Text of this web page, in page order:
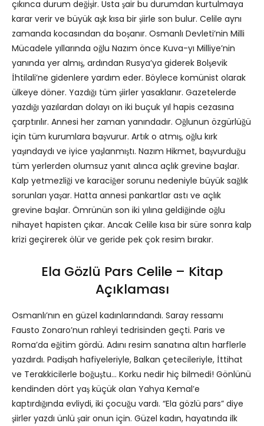
çıkınca durum değişir. Usta şair bu durumdan kurtulmaya
karar verir ve büyük aşk kısa bir şiirle son bulur. Celile aynı
zamanda kocasından da boşanır. Osmanlı Devleti’nin Milli
Mücadele yıllarında oğlu Nazım önce Kuva-yı Milliye’nin
yanında yer almış, ardından Rusya’ya giderek Bolşevik
İhtilali’ne gidenlere yardım eder. Böylece komünist olarak
ülkeye döner. Yazdığı tüm şiirler yasaklanır. Gazetelerde
yazdığı yazılardan dolayı on iki buçuk yıl hapis cezasına
çarptırılır. Annesi her zaman yanındadır. Oğlunun özgürlüğü
için tüm kurumlara başvurur. Artık o atmış, oğlu kırk
yaşındaydı ve iyice yaşlanmıştı. Nazım Hikmet, başvurduğu
tüm yerlerden olumsuz yanıt alınca açlık grevine başlar.
Kalp yetmezliği ve karaciğer sorunu nedeniyle büyük sağlık
sorunları yaşar. Hatta annesi pankartlar astı ve açlık
grevine başlar. Ömrünün son iki yılına geldiğinde oğlu
nihayet hapisten çıkar. Ancak Celile kısa bir süre sonra kalp
krizi geçirerek ölür ve geride pek çok resim bırakır.
Ela Gözlü Pars Celile – Kitap
Açıklaması
Osmanlı’nın en güzel kadınlarındandı. Saray ressamı
Fausto Zonaro’nun rahleyi tedrisinden geçti. Paris ve
Roma’da eğitim gördü. Adını resim sanatına altın harflerle
yazdırdı. Padişah hafiyeleriyle, Balkan çetecileriyle, İttihat
ve Terakkicilerle boğuştu… Korku nedir hiç bilmedi! Gönlünü
kendinden dört yaş küçük olan Yahya Kemal’e
kaptırdığında evliydi, iki çocuğu vardı. “Ela gözlü pars” diye
şiirler yazdı ünlü şair onun için. Güzel kadın, hayatında ilk